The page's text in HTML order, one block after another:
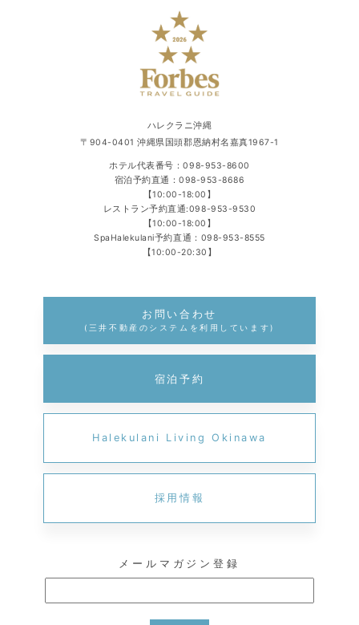
ハレクラニ沖縄
〒904-0401 沖縄県国頭郡恩納村名嘉真1967-1
ホテル代表番号：098-953-8600
宿泊予約直通：098-953-8686
【10:00-18:00】
レストラン予約直通:098-953-9530
【10:00-18:00】
SpaHalekulani予約直通： 098-953-8555
【10:00-20:30】
お問い合わせ
(三井不動産のシステムを利用しています)
宿泊予約
Halekulani Living Okinawa
採用情報
メールマガジン登録